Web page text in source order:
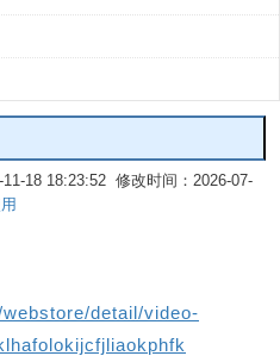
18 18:23:52 修改时间：2026-07-
detail/video-